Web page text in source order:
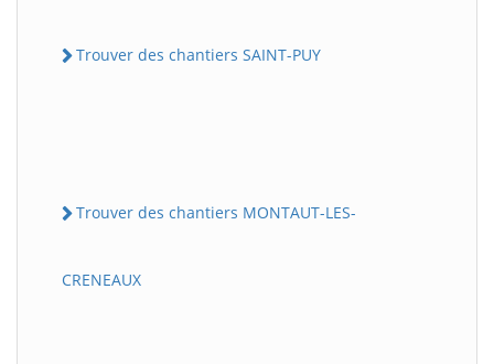
Trouver des chantiers SAINT-PUY
Trouver des chantiers MONTAUT-LES-
CRENEAUX